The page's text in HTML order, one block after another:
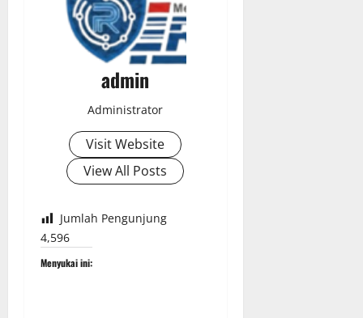
admin
Administrator
Visit Website
View All Posts
Jumlah Pengunjung
4,596
Menyukai ini: